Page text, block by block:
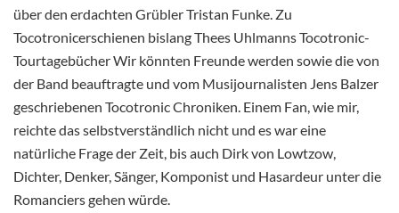
über den erdachten Grübler Tristan Funke. Zu
Tocotronicerschienen bislang Thees Uhlmanns Tocotronic-
Tourtagebücher Wir könnten Freunde werden sowie die von
der Band beauftragte und vom Musijournalisten Jens Balzer
geschriebenen Tocotronic Chroniken. Einem Fan, wie mir,
reichte das selbstverständlich nicht und es war eine
natürliche Frage der Zeit, bis auch Dirk von Lowtzow,
Dichter, Denker, Sänger, Komponist und Hasardeur unter die
Romanciers gehen würde.